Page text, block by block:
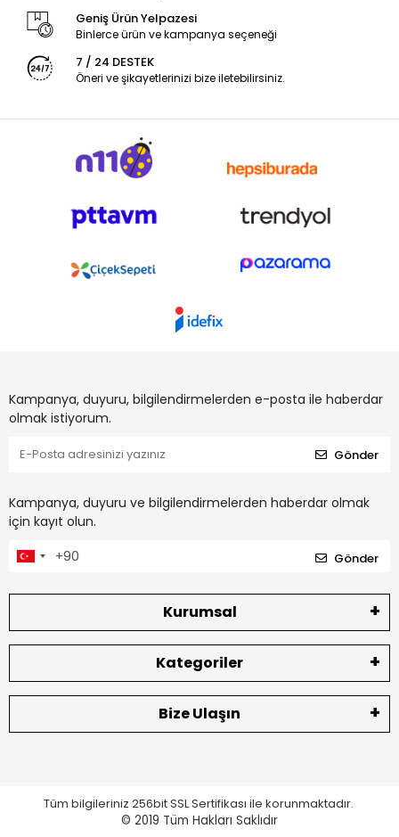
Geniş Ürün Yelpazesi
Binlerce ürün ve kampanya seçeneği
7 / 24 DESTEK
Öneri ve şikayetlerinizi bize iletebilirsiniz.
Kampanya, duyuru, bilgilendirmelerden e-posta ile haberdar
olmak istiyorum.
Gönder
Kampanya, duyuru ve bilgilendirmelerden haberdar olmak
için kayıt olun.
Gönder
Kurumsal
Kategoriler
Bize Ulaşın
Tüm bilgileriniz 256bit SSL Sertifikası ile korunmaktadır.
© 2019 Tüm Hakları Saklıdır